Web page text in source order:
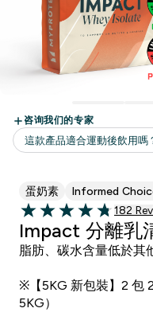
蛋奶素 Informed
4.74 out of 5 stars
182
182
Impact 分離乳
脂肪、碳水含量低於其
※【5KG 新包裝】2 包
5KG）